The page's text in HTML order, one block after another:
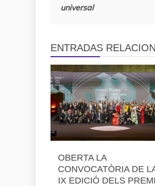
universal
ENTRADAS
OBERTA LA
CONVOCATÒRIA DE
IX EDICIÓ DELS